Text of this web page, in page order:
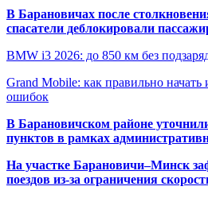
В Барановичах после
спасатели деблокировали
BMW i3 2026: до 850 км без
Grand Mobile: как правильно
ошибок
В Барановичском районе
пунктов в рамках
На участке Барановичи–Минск
поездов из-за ограничения